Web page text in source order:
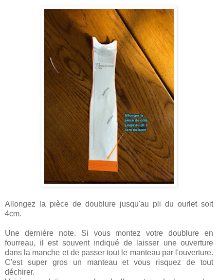
Allongez la pièce de doublure jusqu'au pli du ourlet soit
4cm.
Une dernière note. Si vous montez votre doublure en
fourreau, il est souvent indiqué de laisser une ouverture
dans la manche et de passer tout le manteau par l'ouverture.
C'est super gros un manteau et vous risquez de tout
déchirer.